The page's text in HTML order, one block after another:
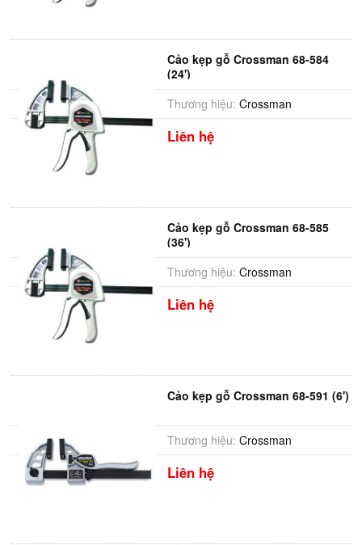
Cảo kẹp gỗ Crossman 68-584
(24')
Thương hiệu: Crossman
Liên hệ
Cảo kẹp gỗ Crossman 68-585
(36')
Thương hiệu: Crossman
Liên hệ
Cảo kẹp gỗ Crossman 68-591 (6')
Thương hiệu: Crossman
Liên hệ